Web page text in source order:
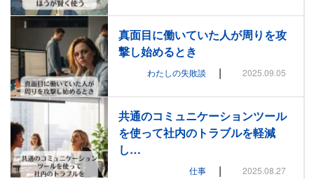
真面目に働いていた人が周りを攻
撃し始めるとき
わたしの失敗談 | 2025.09.05
共通のコミュニケーションツール
を使って社内のトラブルを軽減
し…
仕事 | 2025.08.27